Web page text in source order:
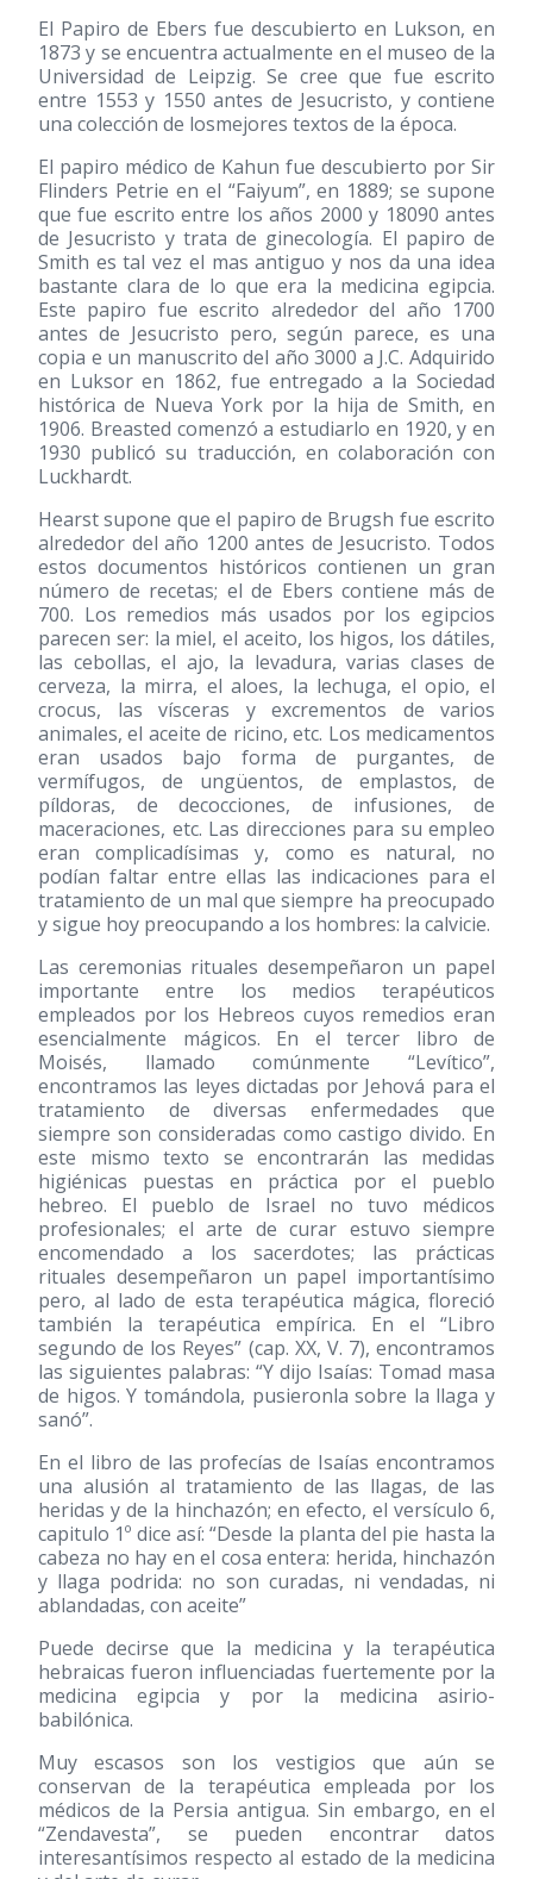
El Papiro de Ebers fue descubierto en Lukson, en
1873 y se encuentra actualmente en el museo de la
Universidad de Leipzig. Se cree que fue escrito
entre 1553 y 1550 antes de Jesucristo, y contiene
una colección de losmejores textos de la época.
El papiro médico de Kahun fue descubierto por Sir
Flinders Petrie en el “Faiyum”, en 1889; se supone
que fue escrito entre los años 2000 y 18090 antes
de Jesucristo y trata de ginecología. El papiro de
Smith es tal vez el mas antiguo y nos da una idea
bastante clara de lo que era la medicina egipcia.
Este papiro fue escrito alrededor del año 1700
antes de Jesucristo pero, según parece, es una
copia e un manuscrito del año 3000 a J.C. Adquirido
en Luksor en 1862, fue entregado a la Sociedad
histórica de Nueva York por la hija de Smith, en
1906. Breasted comenzó a estudiarlo en 1920, y en
1930 publicó su traducción, en colaboración con
Luckhardt.
Hearst supone que el papiro de Brugsh fue escrito
alrededor del año 1200 antes de Jesucristo. Todos
estos documentos históricos contienen un gran
número de recetas; el de Ebers contiene más de
700. Los remedios más usados por los egipcios
parecen ser: la miel, el aceito, los higos, los dátiles,
las cebollas, el ajo, la levadura, varias clases de
cerveza, la mirra, el aloes, la lechuga, el opio, el
crocus, las vísceras y excrementos de varios
animales, el aceite de ricino, etc. Los medicamentos
eran usados bajo forma de purgantes, de
vermífugos, de ungüentos, de emplastos, de
píldoras, de decocciones, de infusiones, de
maceraciones, etc. Las direcciones para su empleo
eran complicadísimas y, como es natural, no
podían faltar entre ellas las indicaciones para el
tratamiento de un mal que siempre ha preocupado
y sigue hoy preocupando a los hombres: la calvicie.
Las ceremonias rituales desempeñaron un papel
importante entre los medios terapéuticos
empleados por los Hebreos cuyos remedios eran
esencialmente mágicos. En el tercer libro de
Moisés, llamado comúnmente “Levítico”,
encontramos las leyes dictadas por Jehová para el
tratamiento de diversas enfermedades que
siempre son consideradas como castigo divido. En
este mismo texto se encontrarán las medidas
higiénicas puestas en práctica por el pueblo
hebreo. El pueblo de Israel no tuvo médicos
profesionales; el arte de curar estuvo siempre
encomendado a los sacerdotes; las prácticas
rituales desempeñaron un papel importantísimo
pero, al lado de esta terapéutica mágica, floreció
también la terapéutica empírica. En el “Libro
segundo de los Reyes” (cap. XX, V. 7), encontramos
las siguientes palabras: “Y dijo Isaías: Tomad masa
de higos. Y tomándola, pusieronla sobre la llaga y
sanó”.
En el libro de las profecías de Isaías encontramos
una alusión al tratamiento de las llagas, de las
heridas y de la hinchazón; en efecto, el versículo 6,
capitulo 1º dice así: “Desde la planta del pie hasta la
cabeza no hay en el cosa entera: herida, hinchazón
y llaga podrida: no son curadas, ni vendadas, ni
ablandadas, con aceite”
Puede decirse que la medicina y la terapéutica
hebraicas fueron influenciadas fuertemente por la
medicina egipcia y por la medicina asirio-
babilónica.
Muy escasos son los vestigios que aún se
conservan de la terapéutica empleada por los
médicos de la Persia antigua. Sin embargo, en el
“Zendavesta”, se pueden encontrar datos
interesantísimos respecto al estado de la medicina